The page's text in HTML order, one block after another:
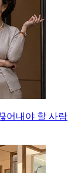
어내야 할 사람